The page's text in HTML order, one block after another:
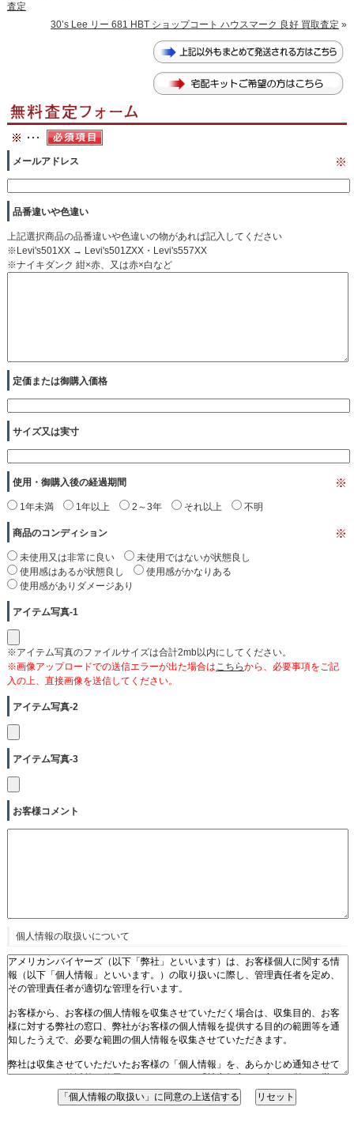
査定
30’s Lee リー 681 HBT ショップコート ハウスマーク 良好 買取査定 »
メールアドレス ※
品番違いや色違い
上記選択商品の品番違いや色違いの物があれば記入してください
※Levi's501XX → Levi's501ZXX・Levi's557XX
※ナイキダンク 紺×赤、又は赤×白など
定価または御購入価格
サイズ又は実寸
使用・御購入後の経過期間 ※
1年未満 1年以上 2～3年 それ以上 不明
商品のコンディション ※
未使用又は非常に良い
未使用ではないが状態良し
使用感はあるが状態良し
使用感がかなりある
使用感がありダメージあり
アイテム写真-1
※アイテム写真のファイルサイズは合計2mb以内にしてください。
※画像アップロードでの送信エラーが出た場合は こちらから、必要事項をご記
入の上、直接画像を送信してください。
アイテム写真-2
アイテム写真-3
お客様コメント
個人情報の取扱いについて